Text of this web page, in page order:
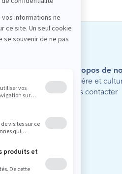
À propos de
Carrière et
Nous contacter